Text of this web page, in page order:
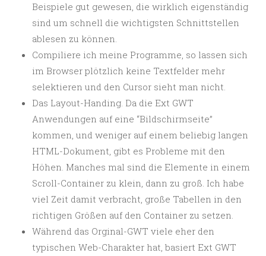
Beispiele gut gewesen, die wirklich eigenständig
sind um schnell die wichtigsten Schnittstellen
ablesen zu können.
Compiliere ich meine Programme, so lassen sich
im Browser plötzlich keine Textfelder mehr
selektieren und den Cursor sieht man nicht.
Das Layout-Handing. Da die Ext GWT
Anwendungen auf eine “Bildschirmseite”
kommen, und weniger auf einem beliebig langen
HTML-Dokument, gibt es Probleme mit den
Höhen. Manches mal sind die Elemente in einem
Scroll-Container zu klein, dann zu groß. Ich habe
viel Zeit damit verbracht, große Tabellen in den
richtigen Größen auf den Container zu setzen.
Während das Orginal-GWT viele eher den
typischen Web-Charakter hat, basiert Ext GWT